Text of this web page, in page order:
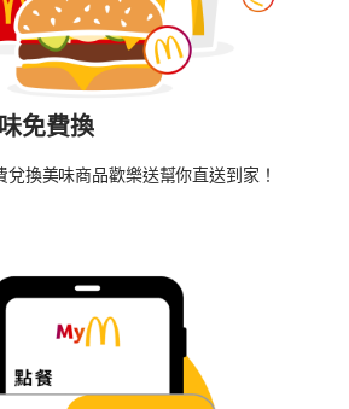
免費換
兌換美味商品歡樂送幫你直送到家！